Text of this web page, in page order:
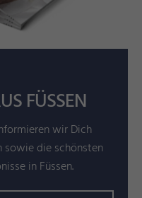
FÜSSEN
wir Dich
sowie die schönsten
in Füssen.